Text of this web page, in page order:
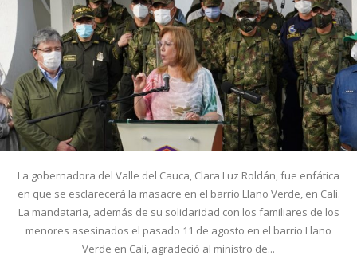
La gobernadora del Valle del Cauca, Clara Luz Roldán, fue enfática
en que se esclarecerá la masacre en el barrio Llano Verde, en Cali.
La mandataria, además de su solidaridad con los familiares de los
menores asesinados el pasado 11 de agosto en el barrio Llano
Verde en Cali, agradeció al ministro de...